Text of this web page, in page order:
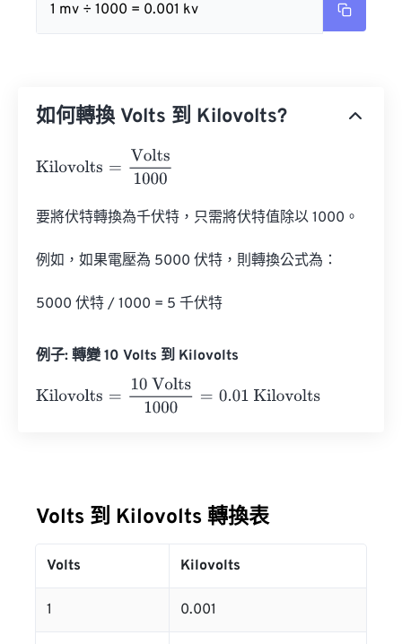
1 mv ÷ 1000 = 0.001 kv
如何轉換 Volts 到 Kilovolts?
Kilovolts= 1000
要將伏特轉換為千伏特，只需將伏特值除以 1000。
例如，如果電壓為 5000 伏特，則轉換公式為：
5000 伏特 / 1000 = 5 千伏特
例子: 轉變 10 Volts 到 Kilovolts
Kilovolts
10 Volts 1000= Kilovolts
Volts 到 Kilovolts 轉換表
Volts Kilovolts
1 0.001